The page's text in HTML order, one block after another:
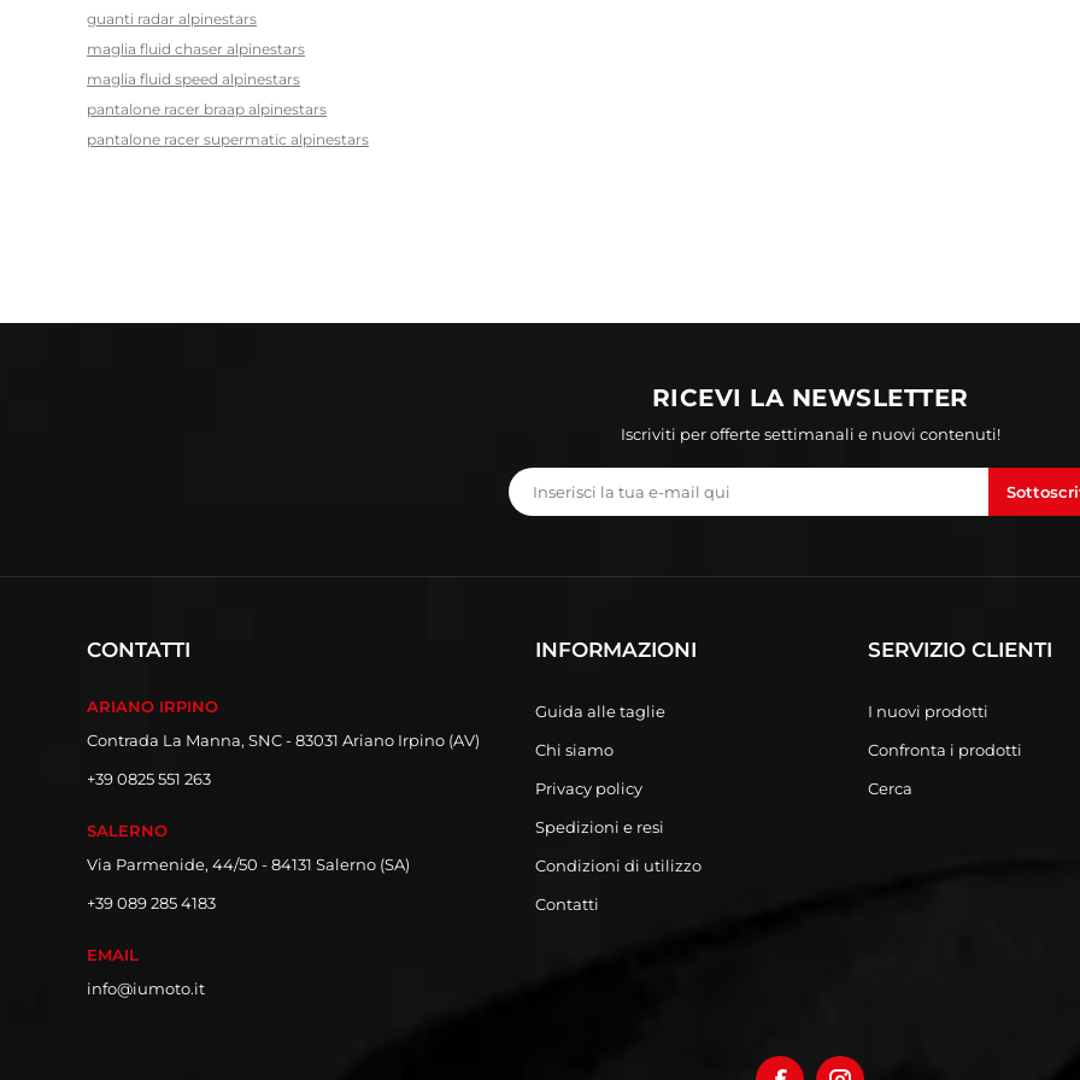
guanti radar alpinestars
maglia fluid chaser alpinestars
maglia fluid speed alpinestars
pantalone racer braap alpinestars
pantalone racer supermatic alpinestars
RICEVI LA NEWSLETTER
Iscriviti per offerte settimanali e nuovi contenuti!
CONTATTI
ARIANO IRPINO
Contrada La Manna, SNC - 83031 Ariano Irpino (AV)
+39 0825 551 263
SALERNO
Via Parmenide, 44/50 - 84131 Salerno (SA)
+39 089 285 4183
EMAIL
info@iumoto.it
INFORMAZIONI
Guida alle taglie
Chi siamo
Privacy policy
Spedizioni e resi
Condizioni di utilizzo
Contatti
SERVIZIO CLIENTI
I nuovi prodotti
Confronta i prodotti
Cerca